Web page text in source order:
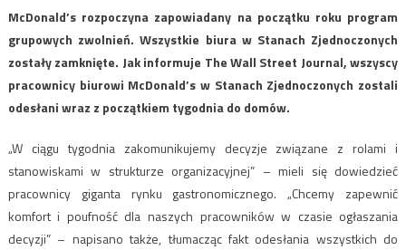
McDonald’s rozpoczyna zapowiadany na początku roku program
grupowych zwolnień. Wszystkie biura w Stanach Zjednoczonych
zostały zamknięte. Jak informuje The Wall Street Journal, wszyscy
pracownicy biurowi McDonald’s w Stanach Zjednoczonych zostali
odesłani wraz z początkiem tygodnia do domów.
„W ciągu tygodnia zakomunikujemy decyzje związane z rolami i
stanowiskami w strukturze organizacyjnej” – mieli się dowiedzieć
pracownicy giganta rynku gastronomicznego. „Chcemy zapewnić
komfort i poufność dla naszych pracowników w czasie ogłaszania
decyzji” – napisano także, tłumacząc fakt odesłania wszystkich do